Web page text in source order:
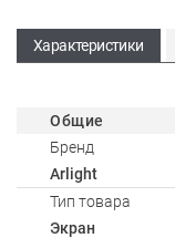
Характеристики
Общие
Бренд
Arlight
Тип товара
Экран